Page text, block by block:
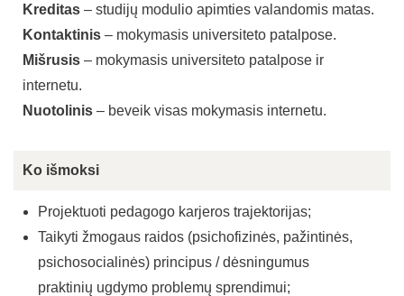
Kreditas – studijų modulio apimties valandomis matas.
Kontaktinis – mokymasis universiteto patalpose.
Mišrusis – mokymasis universiteto patalpose ir
internetu.
Nuotolinis – beveik visas mokymasis internetu.
Ko išmoksi
Projektuoti pedagogo karjeros trajektorijas;
Taikyti žmogaus raidos (psichofizinės, pažintinės,
psichosocialinės) principus / dėsningumus
praktinių ugdymo problemų sprendimui;